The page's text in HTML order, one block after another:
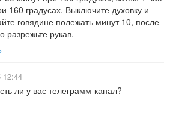
160 градусах. Выключите духовку и
говядине полежать минут 10, после
разрежьте рукав.
12:44
ли у вас телеграмм-канал?